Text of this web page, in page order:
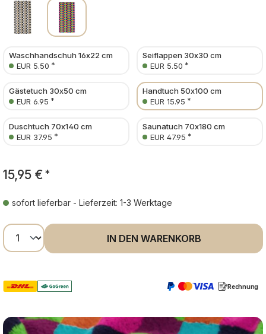
Waschhandschuh 16x22 cm
EUR 5.50 *
Seiflappen 30x30 cm
EUR 5.50 *
Gästetuch 30x50 cm
EUR 6.95 *
Handtuch 50x100 cm
EUR 15.95 *
Duschtuch 70x140 cm
EUR 37.95 *
Saunatuch 70x180 cm
EUR 47.95 *
15,95 € *
sofort lieferbar - Lieferzeit: 1-3 Werktage
Produkt Anzahl: Gib den gewünschten
IN DEN WARENKORB
Rechnung